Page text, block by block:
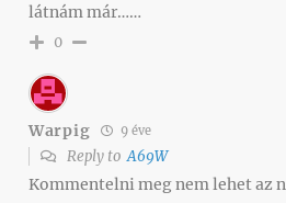
látnám már……
0
Warpig 9 éve
Reply toA69W
Kommentelni meg nem lehet az